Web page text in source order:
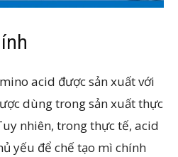
acid được sản xuất với
dùng trong sản xuất thực
nhiên, trong thực tế, acid
yếu để chế tạo mì chính